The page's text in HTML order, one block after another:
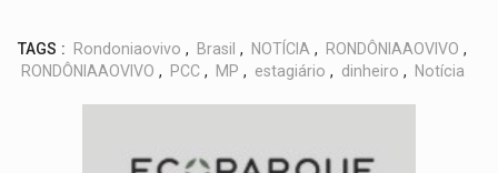
TAGS : Rondoniaovivo , Brasil , NOTÍCIA , RONDÔNIAAOVIVO ,
RONDÔNIAAOVIVO , PCC , MP , estagiário , dinheiro , Notícia